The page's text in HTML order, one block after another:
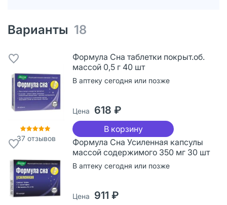
Варианты 18
37отзывов
Формула Сна таблетки покрыт.об.
массой 0,5 г 40 шт
В аптеку сегодня или позже
Цена 618 ₽
В корзину
Формула Сна Усиленная капсулы
массой содержимого 350 мг 30 шт
В аптеку сегодня или позже
Цена 911 ₽